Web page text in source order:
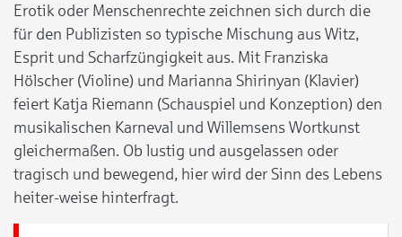
Erotik oder Menschenrechte zeichnen sich durch die
für den Publizisten so typische Mischung aus Witz,
Esprit und Scharfzüngigkeit aus. Mit Franziska
Hölscher (Violine) und Marianna Shirinyan (Klavier)
feiert Katja Riemann (Schauspiel und Konzeption) den
musikalischen Karneval und Willemsens Wortkunst
gleichermaßen. Ob lustig und ausgelassen oder
tragisch und bewegend, hier wird der Sinn des Lebens
heiter-weise hinterfragt.